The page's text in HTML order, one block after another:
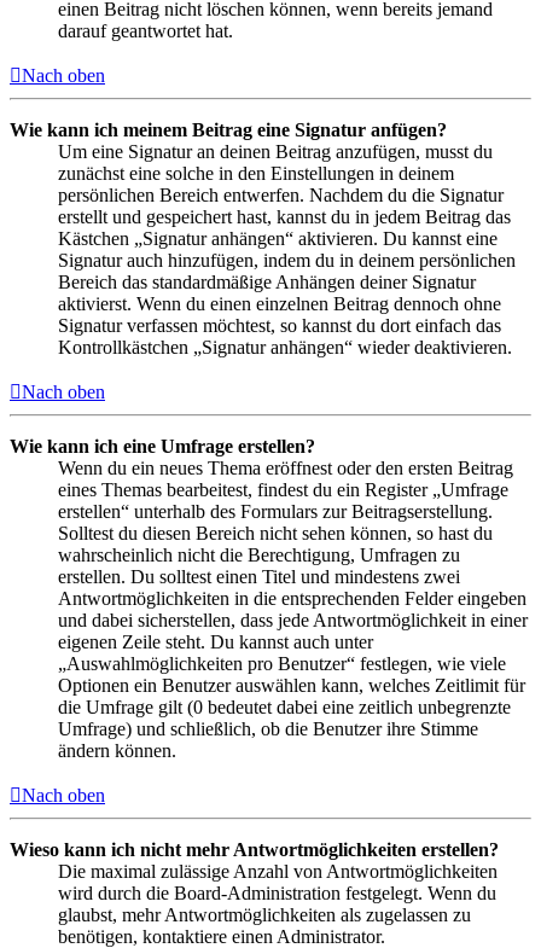
einen Beitrag nicht löschen können, wenn bereits jemand
darauf geantwortet hat.
Nach oben
Wie kann ich meinem Beitrag eine Signatur anfügen?
Um eine Signatur an deinen Beitrag anzufügen, musst du
zunächst eine solche in den Einstellungen in deinem
persönlichen Bereich entwerfen. Nachdem du die Signatur
erstellt und gespeichert hast, kannst du in jedem Beitrag das
Kästchen „Signatur anhängen“ aktivieren. Du kannst eine
Signatur auch hinzufügen, indem du in deinem persönlichen
Bereich das standardmäßige Anhängen deiner Signatur
aktivierst. Wenn du einen einzelnen Beitrag dennoch ohne
Signatur verfassen möchtest, so kannst du dort einfach das
Kontrollkästchen „Signatur anhängen“ wieder deaktivieren.
Nach oben
Wie kann ich eine Umfrage erstellen?
Wenn du ein neues Thema eröffnest oder den ersten Beitrag
eines Themas bearbeitest, findest du ein Register „Umfrage
erstellen“ unterhalb des Formulars zur Beitragserstellung.
Solltest du diesen Bereich nicht sehen können, so hast du
wahrscheinlich nicht die Berechtigung, Umfragen zu
erstellen. Du solltest einen Titel und mindestens zwei
Antwortmöglichkeiten in die entsprechenden Felder eingeben
und dabei sicherstellen, dass jede Antwortmöglichkeit in einer
eigenen Zeile steht. Du kannst auch unter
„Auswahlmöglichkeiten pro Benutzer“ festlegen, wie viele
Optionen ein Benutzer auswählen kann, welches Zeitlimit für
die Umfrage gilt (0 bedeutet dabei eine zeitlich unbegrenzte
Umfrage) und schließlich, ob die Benutzer ihre Stimme
ändern können.
Nach oben
Wieso kann ich nicht mehr Antwortmöglichkeiten erstellen?
Die maximal zulässige Anzahl von Antwortmöglichkeiten
wird durch die Board-Administration festgelegt. Wenn du
glaubst, mehr Antwortmöglichkeiten als zugelassen zu
benötigen, kontaktiere einen Administrator.